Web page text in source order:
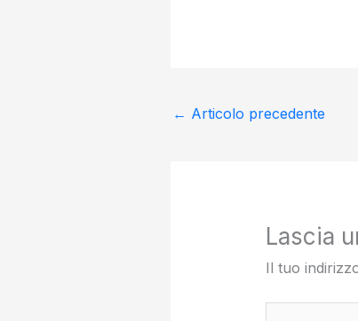
← Articolo precedente
Lascia
Il tuo